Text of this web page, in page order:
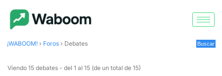
¡WABOOM! › Foros › Debates
Viendo 15 debates - del 1 al 15 (de un total de 15)